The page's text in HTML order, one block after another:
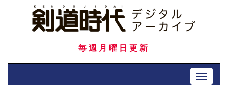
毎週月曜日更新
Toggle